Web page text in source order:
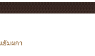
ย้มผกา